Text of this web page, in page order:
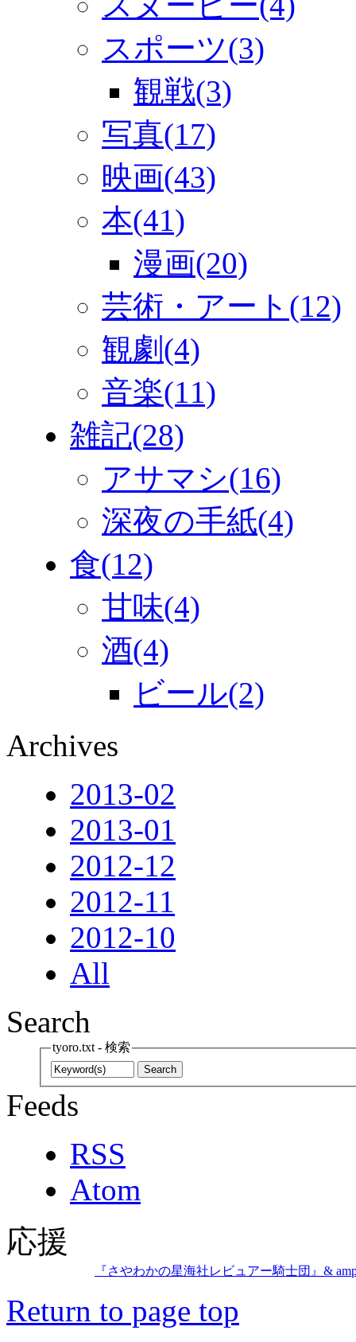
スポーツ(3)
観戦(3)
写真(17)
映画(43)
本(41)
漫画(20)
芸術・アート(12)
観劇(4)
音楽(11)
雑記(28)
アサマシ(16)
深夜の手紙(4)
食(12)
甘味(4)
酒(4)
ビール(2)
Archives
2013-02
2013-01
2012-12
2012-11
2012-10
All
Search
tyoro.txt - 検索
Feeds
RSS
Atom
応援
『さやわかの星海社レビュアー騎士団』&
Return to page top